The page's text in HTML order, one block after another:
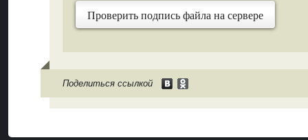
Проверить подпись файла на сервере
Поделиться ссылкой